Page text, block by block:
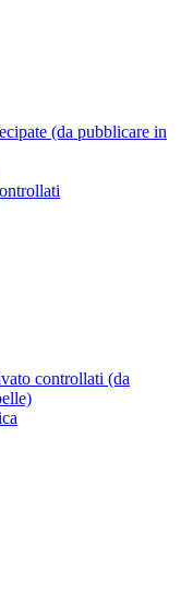
(da pubblicare in
controllati (da